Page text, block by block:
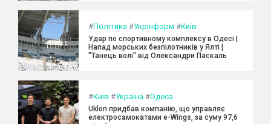
#Політика #Укрінформ #Київ
Удар по спортивному комплексу в Одесі |
Напад морських безпілотників у Ялті |
"Танець волі" від Олександри Паскаль
#Київ #Україна #Одеса
Uklon придбав компанію, що управляє
електросамокатами e-Wings, за суму 97,6